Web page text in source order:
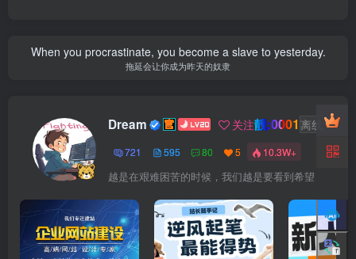
When you procrastinate, you become a slave to yesterday.
拖延会让你成为昨天的奴隶
Dream 关注靓:0001 离线
721 595 80 5 10.3W+
越是在艰难困苦的时候，我们越是要看到希望